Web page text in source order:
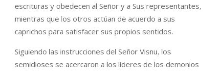
escrituras y obedecen al Señor y a Sus representantes,
mientras que los otros actúan de acuerdo a sus
caprichos para satisfacer sus propios sentidos.
Siguiendo las instrucciones del Señor Visnu, los
semidioses se acercaron a los líderes de los demonios